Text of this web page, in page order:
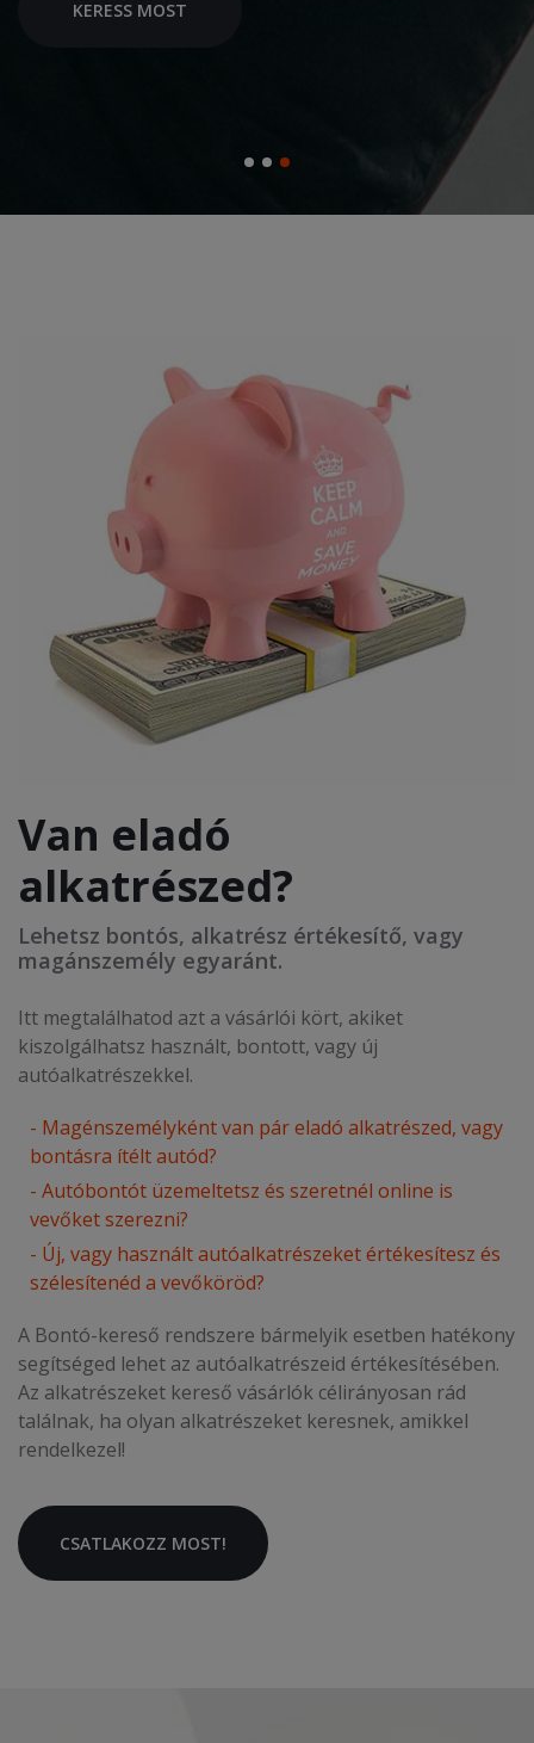
KERESS MOST
Van eladó
alkatrészed?
Lehetsz bontós, alkatrész értékesítő, vagy
magánszemély egyaránt.
Itt megtalálhatod azt a vásárlói kört, akiket
kiszolgálhatsz használt, bontott, vagy új
autóalkatrészekkel.
- Magénszemélyként van pár eladó alkatrészed, vagy
bontásra ítélt autód?
- Autóbontót üzemeltetsz és szeretnél online is
vevőket szerezni?
- Új, vagy használt autóalkatrészeket értékesítesz és
szélesítenéd a vevőköröd?
A Bontó-kereső rendszere bármelyik esetben hatékony
segítséged lehet az autóalkatrészeid értékesítésében.
Az alkatrészeket kereső vásárlók célirányosan rád
találnak, ha olyan alkatrészeket keresnek, amikkel
rendelkezel!
CSATLAKOZZ MOST!